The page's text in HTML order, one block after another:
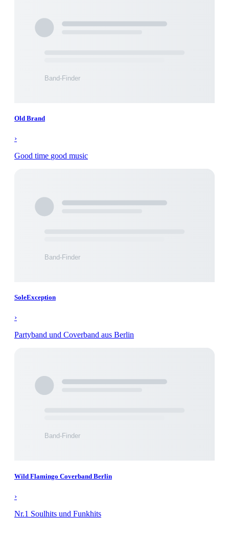
Old Brand
›
Good time good music
SoleException
›
Partyband und Coverband aus Berlin
Wild Flamingo Coverband Berlin
›
Nr.1 Soulhits und Funkhits